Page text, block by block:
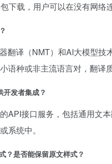
下载，用户可以在没有网络
翻译（NMT）和AI大模型
语种或非主流语言对，翻译
发者集成？
API接口服务，包括通用文
系统中。
？是否能保留原文样式？